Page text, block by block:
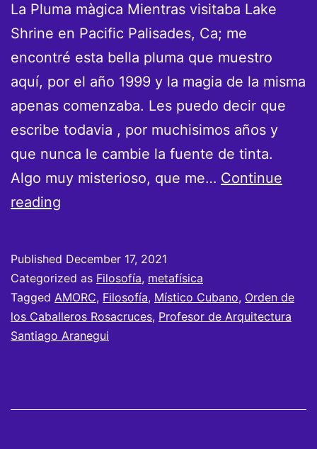
La Pluma màgica Mientras visitaba Lake
Shrine en Pacific Palisades, Ca; me
encontré esta bella pluma que muestro
aquí, por el año 1999 y la magia de la misma
apenas comenzaba. Les puedo decir que
escribe todavia , por muchisimos años y
que nunca le cambie la fuente de tinta.
Algo muy misterioso, que me… Continue
reading
Mágica
Published December 17, 2021
Categorized as Filosofía, metafísica
Tagged AMORC, Filosofía, Místico Cubano, Orden de
los Caballeros Rosacruces, Profesor de Arquitectura
Santiago Aranegui